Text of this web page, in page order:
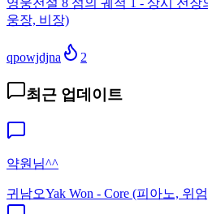
영웅전설 8 섬의 궤적 1 - 상시 전
웅장, 비장)
qpowjdjna 2
최근 업데이트
약원님^^
귀남오Yak Won - Core (피아노, 위